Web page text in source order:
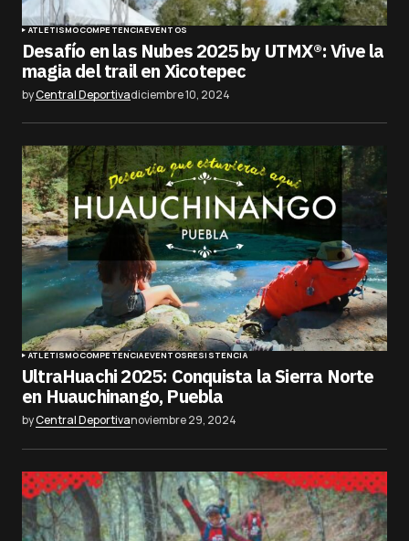
ATLETISMOCOMPETENCIAEVENTOS
Desafío en las Nubes 2025 by UTMX®: Vive la
magia del trail en Xicotepec
byCentral Deportivadiciembre 10, 2024
ATLETISMOCOMPETENCIAEVENTOSRESISTENCIA
UltraHuachi 2025: Conquista la Sierra Norte
en Huauchinango, Puebla
byCentral Deportivanoviembre 29, 2024